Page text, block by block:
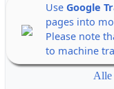
Use Google
pages into
Please note
to machine
Alle